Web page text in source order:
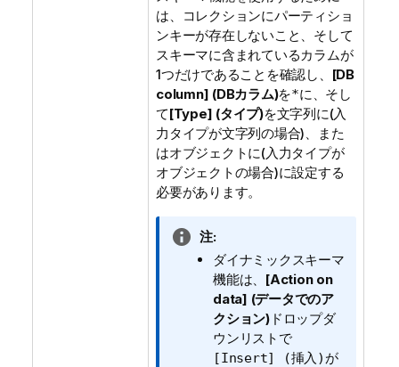
は、コレクションにパーティショ
ンキーが存在しないこと、そして
スキーマに含まれているカラムが
1つだけであることを確認し、 [DB
column] (DBカラム)を*に、そし
て[Type] (タイプ)を文字列 に(入
力タイプが文字列の場合)、また
はオブジェクトに(入力タイプが
オブジェクトの場合)に設定する
必要があります。
情
報
注:
ダイナミックスキーマ
機能は、 [Action on
data] (データでのア
クション)ドロップダ
ウンリストで
[Insert] (挿入) が